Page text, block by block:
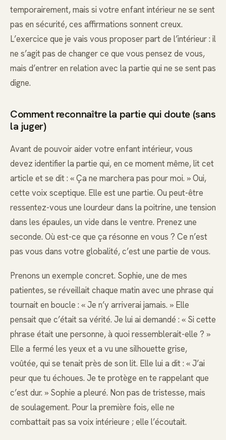
temporairement, mais si votre enfant intérieur ne se sent
pas en sécurité, ces affirmations sonnent creux.
L’exercice que je vais vous proposer part de l’intérieur : il
ne s’agit pas de changer ce que vous pensez de vous,
mais d’entrer en relation avec la partie qui ne se sent pas
digne.
Comment reconnaître la partie qui doute (sans
la juger)
Avant de pouvoir aider votre enfant intérieur, vous
devez identifier la partie qui, en ce moment même, lit cet
article et se dit : « Ça ne marchera pas pour moi. » Oui,
cette voix sceptique. Elle est une partie. Ou peut-être
ressentez-vous une lourdeur dans la poitrine, une tension
dans les épaules, un vide dans le ventre. Prenez une
seconde. Où est-ce que ça résonne en vous ? Ce n’est
pas vous dans votre globalité, c’est une partie de vous.
Prenons un exemple concret. Sophie, une de mes
patientes, se réveillait chaque matin avec une phrase qui
tournait en boucle : « Je n’y arriverai jamais. » Elle
pensait que c’était sa vérité. Je lui ai demandé : « Si cette
phrase était une personne, à quoi ressemblerait-elle ? »
Elle a fermé les yeux et a vu une silhouette grise,
voûtée, qui se tenait près de son lit. Elle lui a dit : « J’ai
peur que tu échoues. Je te protège en te rappelant que
c’est dur. » Sophie a pleuré. Non pas de tristesse, mais
de soulagement. Pour la première fois, elle ne
combattait pas sa voix intérieure ; elle l’écoutait.